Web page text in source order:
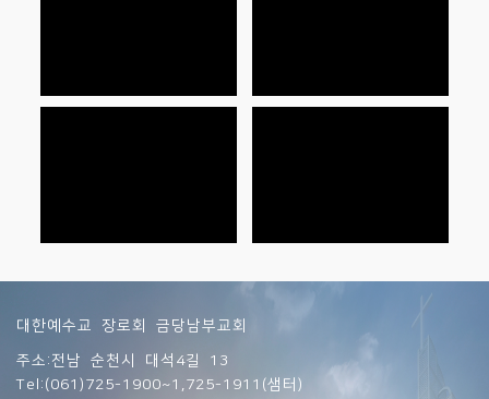
대한예수교 장로회 금당남부교회
주소:전남 순천시 대석4길 13
Tel:(061)725-1900~1,725-1911(샘터)